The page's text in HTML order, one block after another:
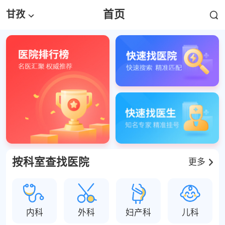
甘孜 首页
按科室查找医院 更多
内科 外科 妇产科 儿科